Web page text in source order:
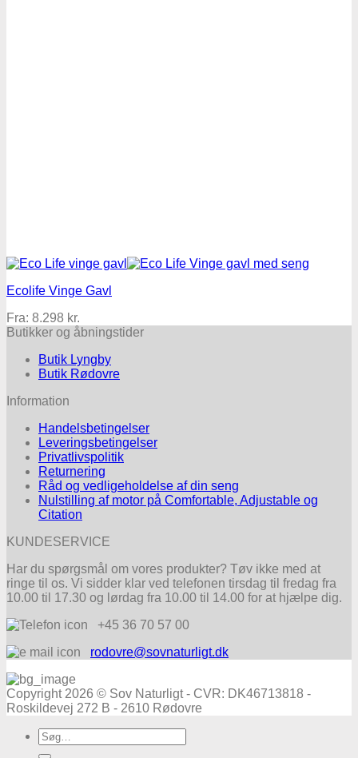
Ecolife Vinge Gavl
Fra: 8.298 kr.
Butikker og åbningstider
Butik Lyngby
Butik Rødovre
Information
Handelsbetingelser
Leveringsbetingelser
Privatlivspolitik
Returnering
Råd og vedligeholdelse af din seng
Nulstilling af motor på Comfortable, Adjustable og
Citation
KUNDESERVICE
Har du spørgsmål om vores produkter? Tøv ikke med at
ringe til os. Vi sidder klar ved telefonen tirsdag til fredag fra
10.00 til 17.30 og lørdag fra 10.00 til 14.00 for at hjælpe dig.
+45 36 70 57 00
rodovre@sovnaturligt.dk
Copyright 2026 © Sov Naturligt - CVR: DK46713818 -
Roskildevej 272 B - 2610 Rødovre
Søg
efter: